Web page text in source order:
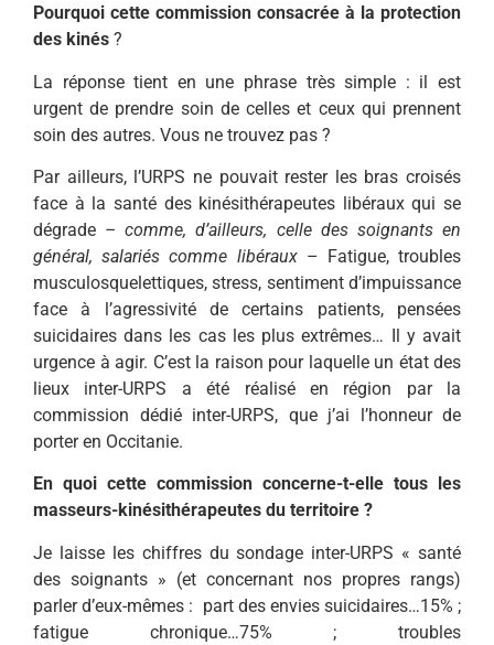
Pourquoi cette commission consacrée à la protection
des kinés ?
La réponse tient en une phrase très simple : il est
urgent de prendre soin de celles et ceux qui prennent
soin des autres. Vous ne trouvez pas ?
Par ailleurs, l’URPS ne pouvait rester les bras croisés
face à la santé des kinésithérapeutes libéraux qui se
dégrade – comme, d’ailleurs, celle des soignants en
général, salariés comme libéraux– Fatigue, troubles
musculosquelettiques, stress, sentiment d’impuissance
face à l’agressivité de certains patients, pensées
suicidaires dans les cas les plus extrêmes… Il y avait
urgence à agir. C’est la raison pour laquelle un état des
lieux inter-URPS a été réalisé en région par la
commission dédié inter-URPS, que j’ai l’honneur de
porter en Occitanie.
En quoi cette commission concerne-t-elle tous les
masseurs-kinésithérapeutes du territoire ?
Je laisse les chiffres du sondage inter-URPS « santé
des soignants » (et concernant nos propres rangs)
parler d’eux-mêmes : part des envies suicidaires…15% ;
fatigue chronique…75% ; troubles